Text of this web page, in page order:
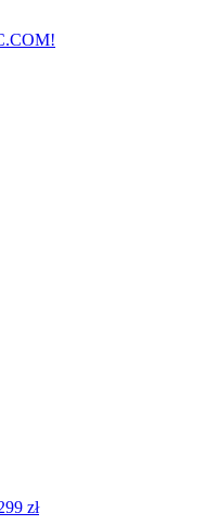
zł